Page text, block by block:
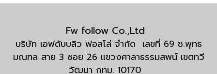
Fw follow Co.,Ltd
บริษัท เอฟดับบลิว ฟอลโล่ จำกัด เลขที่ 69 ซ.พุทธ
มณฑล สาย 3 ซอย 26 แขวงศาลาธรรมสพน์ เขตทวี
วัฒนา กทม. 10170